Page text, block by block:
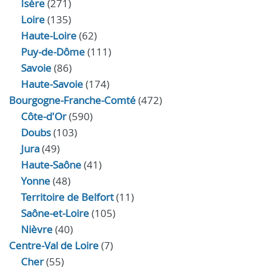
Isère(271)
Loire(135)
Haute-Loire(62)
Puy-de-Dôme(111)
Savoie(86)
Haute-Savoie(174)
Bourgogne-Franche-Comté(472)
Côte-d'Or(590)
Doubs(103)
Jura(49)
Haute‑Saône(41)
Yonne(48)
Territoire de Belfort(11)
Saône-et-Loire(105)
Nièvre(40)
Centre-Val de Loire(7)
Cher(55)